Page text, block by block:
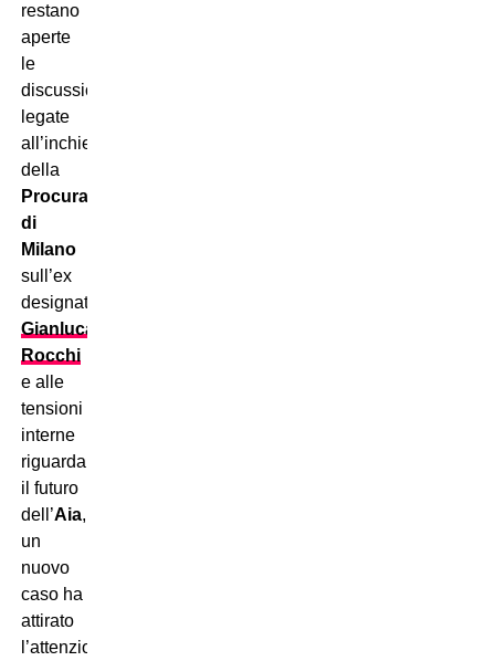
restano
aperte
le
discussioni
legate
all’inchiesta
della
Procura
di
Milano
sull’ex
designatore
Gianluca
Rocchi
e alle
tensioni
interne
riguardanti
il futuro
dell’Aia,
un
nuovo
caso ha
attirato
l’attenzione